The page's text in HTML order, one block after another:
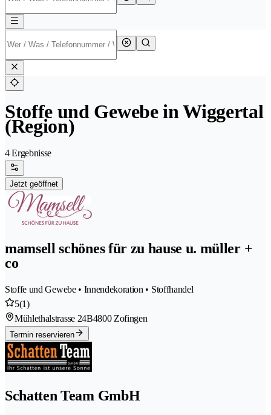
Stoffe und Gewebe in Wiggertal
(Region)
4 Ergebnisse
Jetzt geöffnet
mamsell schönes für zu hause u. müller +
co
Stoffe und Gewebe • Innendekoration • Stoffhandel
5(1)
Mühlethalstrasse 24B4800 Zofingen
Termin reservieren
Schatten Team GmbH